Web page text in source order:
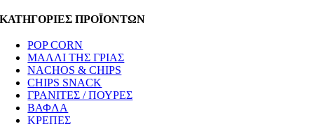
ΚΑΤΗΓΟΡΙΕΣ ΠΡΟΪΟΝΤΩΝ
POP CORN
ΜΑΛΛΙ ΤΗΣ ΓΡΙΑΣ
NACHOS & CHIPS
CHIPS SNACK
ΓΡΑΝΙΤΕΣ / ΠΟΥΡΕΣ
ΒΑΦΛΑ
ΚΡΕΠΕΣ